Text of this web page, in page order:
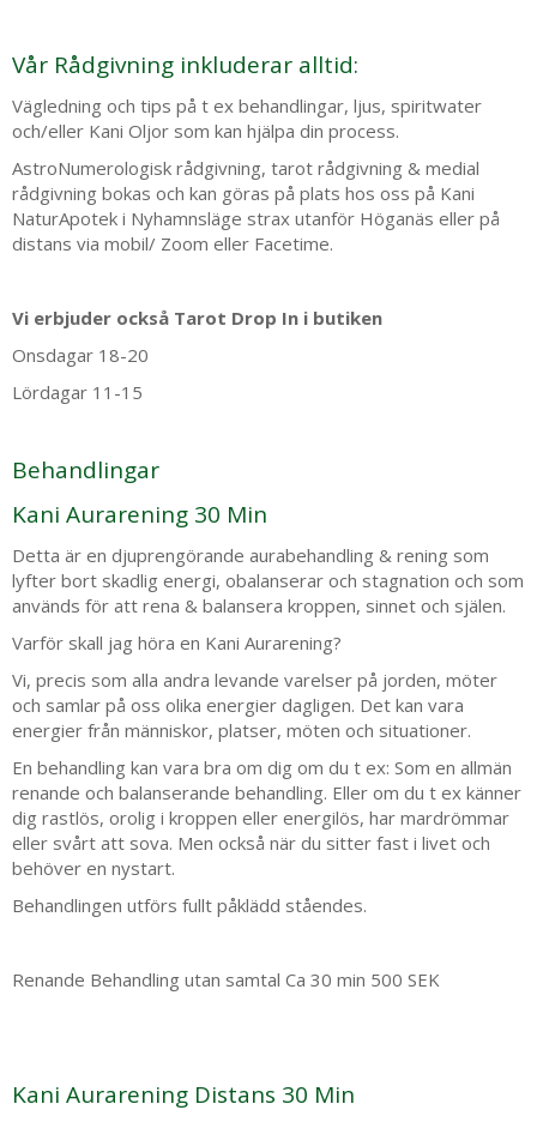
Vår Rådgivning inkluderar alltid:
Vägledning och tips på t ex behandlingar, ljus, spiritwater
och/eller Kani Oljor som kan hjälpa din process.
AstroNumerologisk rådgivning, tarot rådgivning & medial
rådgivning bokas och kan göras på plats hos oss på Kani
NaturApotek i Nyhamnsläge strax utanför Höganäs eller på
distans via mobil/ Zoom eller Facetime.
Vi erbjuder också Tarot Drop In i butiken
Onsdagar 18-20
Lördagar 11-15
Behandlingar
Kani Aurarening 30 Min
Detta är en djuprengörande aurabehandling & rening som
lyfter bort skadlig energi, obalanserar och stagnation och som
används för att rena & balansera kroppen, sinnet och själen.
Varför skall jag höra en Kani Aurarening?
Vi, precis som alla andra levande varelser på jorden, möter
och samlar på oss olika energier dagligen. Det kan vara
energier från människor, platser, möten och situationer.
En behandling kan vara bra om dig om du t ex: Som en allmän
renande och balanserande behandling. Eller om du t ex känner
dig rastlös, orolig i kroppen eller energilös, har mardrömmar
eller svårt att sova. Men också när du sitter fast i livet och
behöver en nystart.
Behandlingen utförs fullt påklädd ståendes.
Renande Behandling utan samtal Ca 30 min 500 SEK
Kani Aurarening Distans 30 Min